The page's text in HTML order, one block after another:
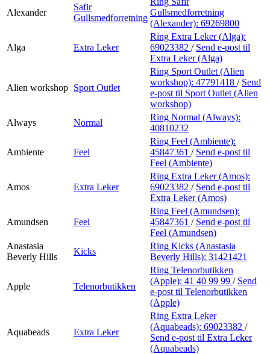
Alexander
Safir
Gullsmedforretning
Gullsmedforretning
(Alexander): 69269800
Alga Extra Leker
Ring Extra Leker (Alga):
69023382 / Send e-post til
Extra Leker (Alga)
Alien workshop Sport Outlet
Ring Sport Outlet (Alien
workshop): 47791418 / Send
e-post til Sport Outlet (Alien
workshop)
Always
Normal
Ring Normal (Always):
40810232
Ambiente Feel
Ring Feel (Ambiente):
45847361 / Send e-post til
Feel (Ambiente)
Amos Extra Leker
Ring Extra Leker (Amos):
69023382 / Send e-post til
Extra Leker (Amos)
Amundsen Feel
Ring Feel (Amundsen):
45847361 / Send e-post til
Feel (Amundsen)
Anastasia
Beverly Hills
Kicks
Ring Kicks (Anastasia
Beverly Hills): 31421421
Apple Telenorbutikken
Ring Telenorbutikken
(Apple): 41 40 99 99 / Send
e-post til Telenorbutikken
(Apple)
Aquabeads Extra Leker
Ring Extra Leker
(Aquabeads): 69023382 /
Send e-post til Extra Leker
(Aquabeads)